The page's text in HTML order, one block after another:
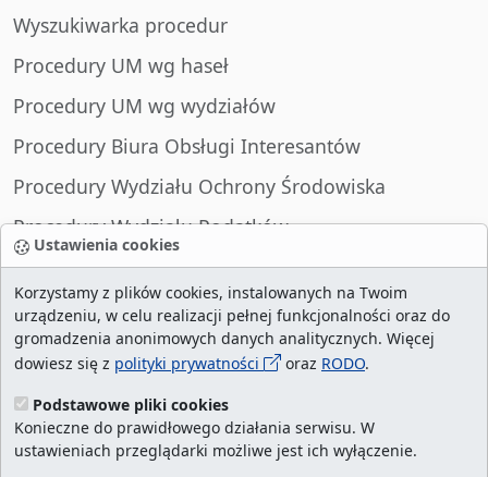
Ustawienia cookies
Korzystamy z plików cookies, instalowanych na Twoim
urządzeniu, w celu realizacji pełnej funkcjonalności oraz do
gromadzenia anonimowych danych analitycznych. Więcej
dowiesz się z polityki prywatności oraz RODO.
Podstawowe pliki cookies
Konieczne do prawidłowego działania serwisu. W
ustawieniach przeglądarki możliwe jest ich wyłączenie.
Wyszukiwarka procedur
Procedury UM wg haseł
Procedury UM wg wydziałów
Procedury Biura Obsługi Interesantów
Procedury Wydziału Ochrony Środowiska
Procedury Wydziału Podatków
Procedury Wydziału Spraw Obywatelskich
liczba wizyt:29008971/ aktualna strona:
najczęściej odwiedzane strony
cookies